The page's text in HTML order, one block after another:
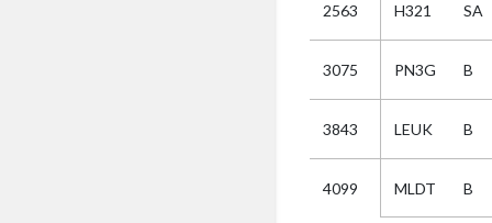
2563 H321 SA
3075 PN3G B
3843 LEUK B
4099 MLDT B